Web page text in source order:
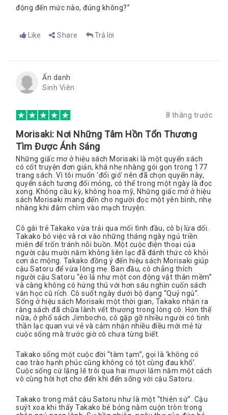
động đến mức nào, đúng không?”
Like Share Trả lời
Ẩn danh
Sinh Viên
8 tháng trước
Morisaki: Nơi Những Tâm Hồn Tổn Thương
Tìm Được Ánh Sáng
Những giấc mơ ở hiệu sách Morisaki là một quyển sách
có cốt truyện đơn giản, khá nhẹ nhàng gói gọn trong 177
trang sách. Vì tôi muốn ‘đổi gió’ nên đã chọn quyển này,
quyển sách tương đối mỏng, có thể trong một ngày là đọc
xong. Không cầu kỳ, không hoa mỹ, Những giấc mở ở hiệu
sách Morisaki mang đến cho người đọc một yên bình, nhẹ
nhàng khi đắm chìm vào mạch truyện.
Cô gái trẻ Takako vừa trải qua mối tình đầu, cô bị lừa dối.
Takako bỏ việc và rơi vào những tháng ngày ngủ triền
miên để trốn tránh nỗi buồn. Một cuộc điện thoại của
người cậu mười năm không liên lạc đã đánh thức cô khỏi
cơn ác mộng. Takako đồng ý đến hiệu sách Morisaki giúp
cậu Satoru để vừa lòng mẹ. Ban đầu, cô chẳng thích
người cậu Satoru “ẻo lả như một con động vật thân mềm”
và càng không có hứng thú với hơn sáu nghìn cuốn sách
văn học cũ rích. Cô suốt ngày dưới bộ dạng “Quỷ ngủ”.
Sống ở hiệu sách Morisaki một thời gian, Takako nhận ra
rằng sách đã chữa lành vết thương trong lòng cô. Hơn thế
nữa, ở phố sách Jimbocho, cô gặp gỡ nhiều người có tinh
thần lạc quan vui vẻ và cảm nhận nhiều điều mới mẻ từ
cuộc sống mà trước giờ cô chưa từng biết.
Takako sống một cuộc đời “tàm tạm”, gọi là ‘không có
cao trào hạnh phúc cũng không có tột cùng đau khổ’.
Cuộc sống cứ lặng lẽ trôi qua hai mươi lăm năm một cách
vô cùng hời hợt cho đến khi đến sống với cậu Satoru.
Takako trong mắt cậu Satoru như là một “thiên sứ”. Cậu
suýt xoa khi thấy Takako bé bỏng nằm cuộn tròn trong